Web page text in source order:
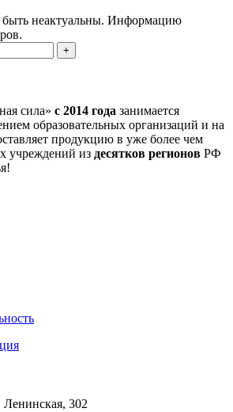
быть неактуальны. Информацию
+
сила» с 2014 года занимается
образовательных организаций и на
продукцию в уже более чем
учреждений из десятков регионов РФ
Ленинская, 302